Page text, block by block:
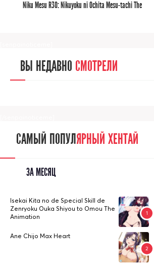
Niku Mesu R30: Nikuyoku ni Ochita Mesu-tachi The
ВЫ НЕДАВНО СМОТРЕЛИ
САМЫЙ ПОПУЛЯРНЫЙ ХЕНТАЙ
ЗА МЕСЯЦ
Isekai Kita no de Special Skill de
Zenryoku Ouka Shiyou to Omou The
Animation
Ane Chijo Max Heart